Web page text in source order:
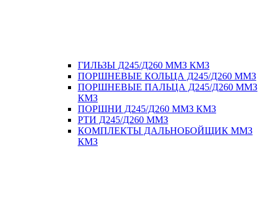
ГИЛЬЗЫ Д245/Д260 ММЗ КМЗ
ПОРШНЕВЫЕ КОЛЬЦА Д245/Д260 ММЗ
ПОРШНЕВЫЕ ПАЛЬЦА Д245/Д260 ММЗ
КМЗ
ПОРШНИ Д245/Д260 ММЗ КМЗ
РТИ Д245/Д260 ММЗ
КОМПЛЕКТЫ ДАЛЬНОБОЙЩИК ММЗ
КМЗ